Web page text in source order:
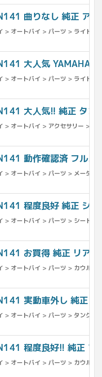
曲りなし 純正 ア
> オートバイ > パーツ > ライト
大人気 YAMAHA
> オートバイ > パーツ > ライト
大人気!! 純正 タン
> オートバイ > アクセサリー > キ
動作確認済 フル
> オートバイ > パーツ > メーター
程度良好 純正 シ
> オートバイ > パーツ > シート >
お買得 純正 リア/
> オートバイ > パーツ > カウル、
実動車外し 純正
> オートバイ > パーツ > タンク >
程度良好!! 純正 フ
> オートバイ > パーツ > カウル、